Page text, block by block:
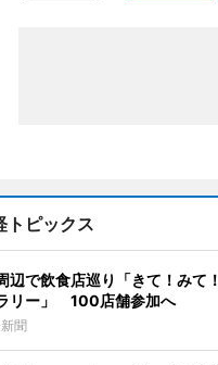
トピックス
辺で飲食店巡り「きて！みて！
リー」 100店舗参加へ
聞